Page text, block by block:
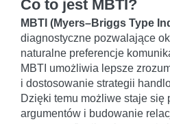
Co to jest MBTI?
MBTI (Myers–Briggs Type
diagnostyczne pozwalające
naturalne preferencje
MBTI umożliwia lepsze
i dostosowanie strategii
Dzięki temu możliwe staje się
argumentów i budowanie